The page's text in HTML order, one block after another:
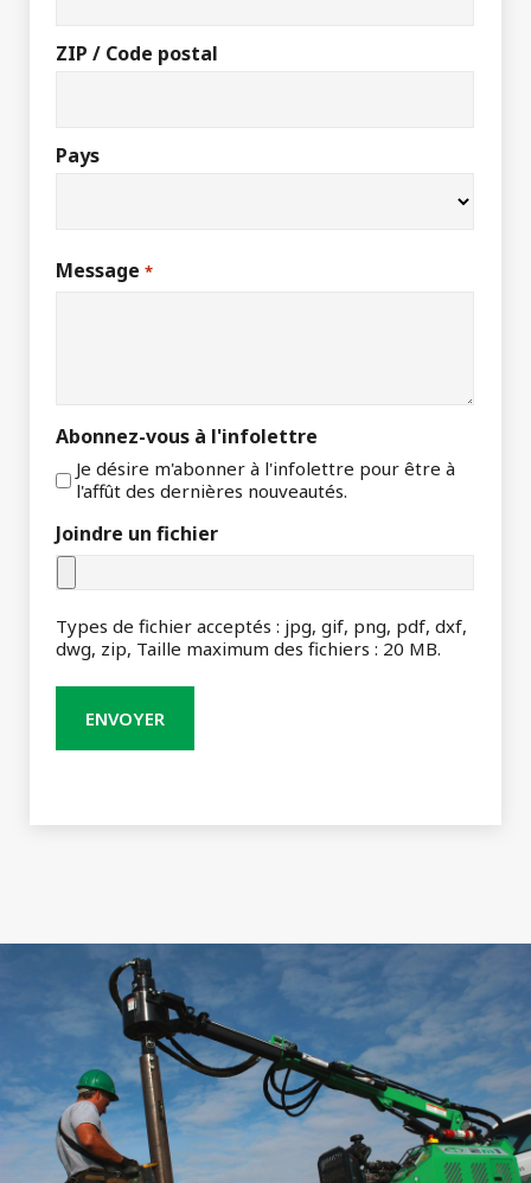
ZIP / Code postal
Pays
Message *
Abonnez-vous à l'infolettre
Je désire m'abonner à l'infolettre pour être à
l'affût des dernières nouveautés.
Joindre un fichier
Types de fichier acceptés : jpg, gif, png, pdf, dxf,
dwg, zip, Taille maximum des fichiers : 20 MB.